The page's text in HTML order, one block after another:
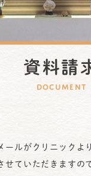
資料請
DOCUMENT
ルがクリニックよ
ていただきますの